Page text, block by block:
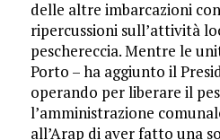
delle altre imbarcazioni
ripercussioni sull’attività
peschereccia. Mentre le
Porto – ha aggiunto il
operando per liberare il
l’amministrazione
all’Arap di aver fatto una